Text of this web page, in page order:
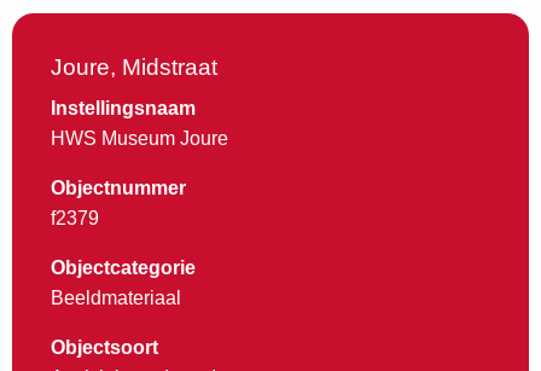
Joure, Midstraat
Instellingsnaam
HWS Museum Joure
Objectnummer
f2379
Objectcategorie
Beeldmateriaal
Objectsoort